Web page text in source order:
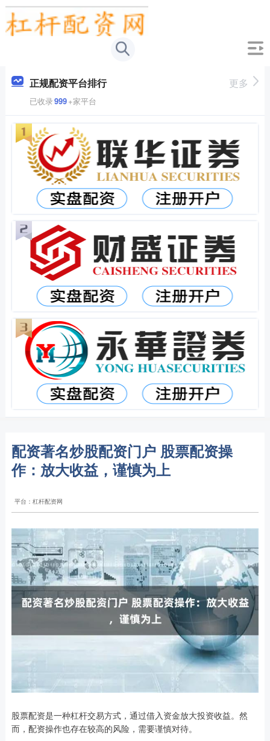
正规配资平台排行
已收录999+家平台
更多
配资著名炒股配资门户 股票配资操
作：放大收益，谨慎为上
平台：杠杆配资网
股票配资是一种杠杆交易方式，通过借入资金放大投资收益。然
而，配资操作也存在较高的风险，需要谨慎对待。